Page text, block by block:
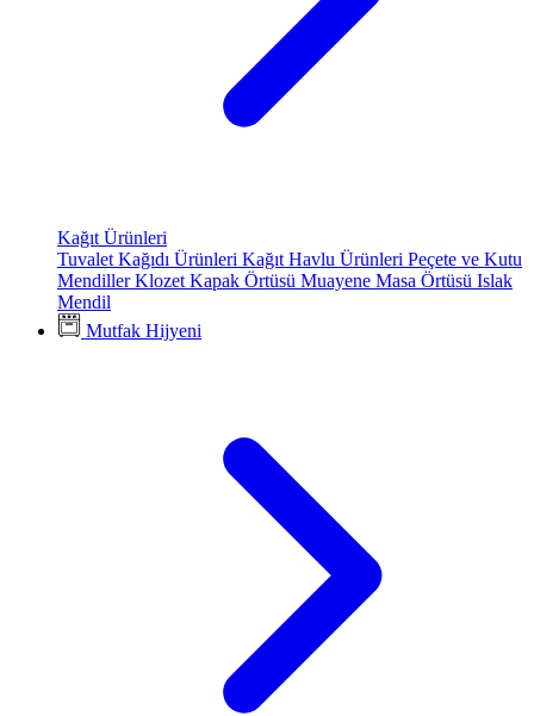
Kağıt Ürünleri
Tuvalet Kağıdı Ürünleri Kağıt Havlu Ürünleri Peçete ve Kutu
MendillerKlozet Kapak Örtüsü Muayene Masa Örtüsü Islak
Mendil
Mutfak Hijyeni